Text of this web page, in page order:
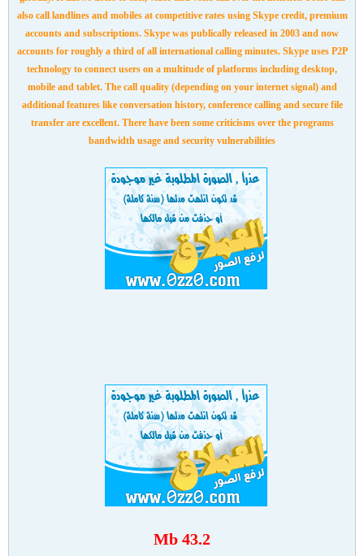
also call landlines and mobiles at competitive rates using Skype credit, premium
accounts and subscriptions. Skype was publically released in 2003 and now
accounts for roughly a third of all international calling minutes. Skype uses P2P
technology to connect users on a multitude of platforms including desktop,
mobile and tablet. The call quality (depending on your internet signal) and
additional features like conversation history, conference calling and secure file
transfer are excellent. There have been some criticisms over the programs
bandwidth usage and security vulnerabilities
43.2 Mb